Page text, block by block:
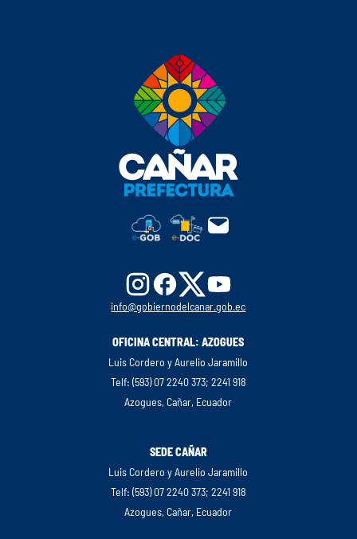
info@gobiernodelcanar.gob.ec
OFICINA CENTRAL: AZOGUES
Luis Cordero y Aurelio Jaramillo
Telf: (593) 07 2240 373; 2241 918
Azogues, Cañar, Ecuador
SEDE CAÑAR
Luis Cordero y Aurelio Jaramillo
Telf: (593) 07 2240 373; 2241 918
Azogues, Cañar, Ecuador